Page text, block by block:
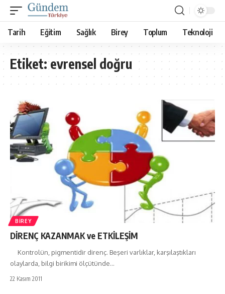
Tarih Eğitim Sağlık Birey Toplum Teknoloji
Etiket:evrensel doğru
BIREY
DİRENÇ KAZANMAK ve ETKİLEŞİM
Kontrolün, pigmentidir direnç. Beşeri varlıklar, karşılaştıkları
olaylarda, bilgi birikimi ölçütünde…
22 Kasım 2011